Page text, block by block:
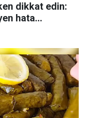
dikkat edin:
hata...